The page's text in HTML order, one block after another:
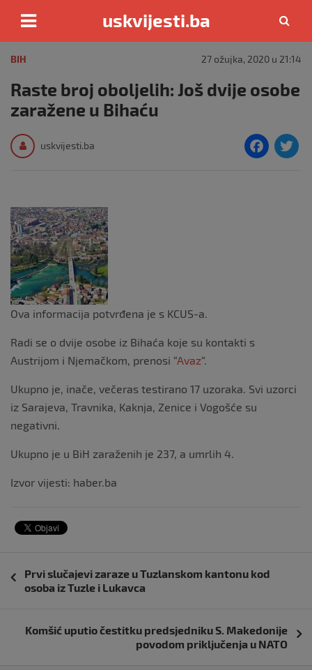
content
uskvijesti.ba
BIH 27 ožujka, 2020 u 21:14
Raste broj oboljelih: Još dvije osobe
zaražene u Bihaću
uskvijesti.ba
F
Ova informacija potvrđena je s KCUS-a.
Radi se o dvije osobe iz Bihaća koje su kontakti s
Austrijom i Njemačkom, prenosi “Avaz“.
Ukupno je, inače, večeras testirano 17 uzoraka. Svi uzorci
iz Sarajeva, Travnika, Kaknja, Zenice i Vogošće su
negativni.
Ukupno je u BiH zaraženih je 237, a umrlih 4.
Izvor vijesti: haber.ba
objava
Prvi slučajevi zaraze u Tuzlanskom kantonu kod
osoba iz Tuzle i Lukavca
Komšić uputio čestitku predsjedniku S. Makedonije
povodom priključenja u NATO